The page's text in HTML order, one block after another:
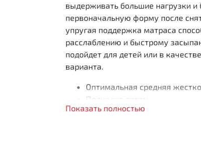
выдерживать большие нагрузки и
первоначальную форму после
упругая поддержка матраса
расслаблению и быстрому
подойдет для детей или в
варианта.
Оптимальная средняя
Подходит детям
Отсутствие пружин
Показать полностью